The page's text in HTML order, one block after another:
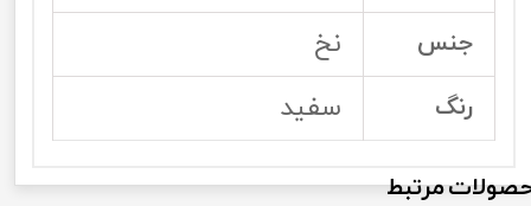
جنس نخ
رنگ سفید
مرتبط